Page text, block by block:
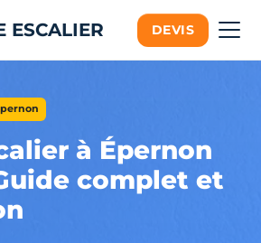
ESCALIER DEVIS
à Épernon
complet et